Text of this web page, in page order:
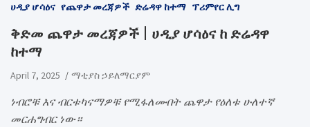
ሀዲያ ሆሳዕና የጨዋታ መረጃዎች ድሬዳዋ ከተማ ፕሪምየር ሊግ
ቅድመ ጨዋታ መረጃዎች | ሀዲያ ሆሳዕና ከ ድሬዳዋ
ከተማ
April 7, 2025 ማቲያስ ኃይለማርያም
ነብሮቹ እና ብርቱካናማዎቹ የሚፋለሙበት ጨዋታ የዕለቱ ሁለተኛ
መርሐግብር ነው።